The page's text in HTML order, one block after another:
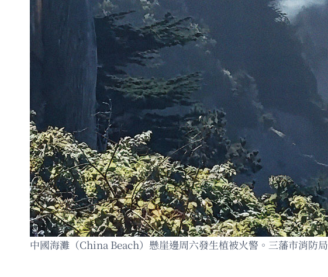
中國海灘（China Beach）懸崖邊周六發生植被火警。三藩市消防局